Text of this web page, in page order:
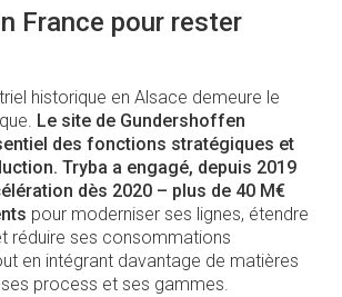
France pour rester
historique en Alsace demeure le
Le site de Gundershoffen
des fonctions stratégiques et
Tryba a engagé, depuis 2019
dès 2020 – plus de 40 M€
pour moderniser ses lignes, étendre
réduire ses consommations
en intégrant davantage de matières
process et ses gammes.